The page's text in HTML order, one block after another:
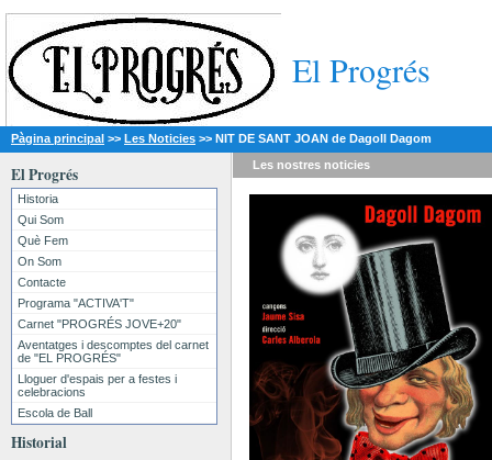
El Progrés
Pàgina principal >> Les Noticies >> NIT DE SANT JOAN de Dagoll Dagom
El Progrés
Historia
Qui Som
Què Fem
On Som
Contacte
Programa "ACTIVA'T"
Carnet "PROGRÉS JOVE+20"
Aventatges i descomptes del carnet
de "EL PROGRÉS"
Lloguer d'espais per a festes i
celebracions
Escola de Ball
Historial
Les nostres noticies